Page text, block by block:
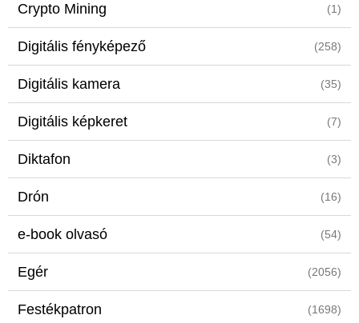
Crypto Mining (1)
Digitális fényképező (258)
Digitális kamera (35)
Digitális képkeret (7)
Diktafon (3)
Drón (16)
e-book olvasó (54)
Egér (2056)
Festékpatron (1698)